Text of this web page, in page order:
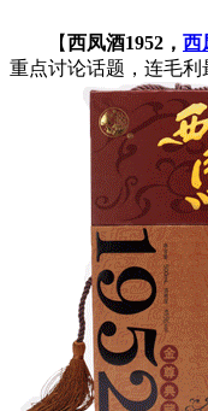
【西凤酒1952， 西
重点讨论话题，连毛利